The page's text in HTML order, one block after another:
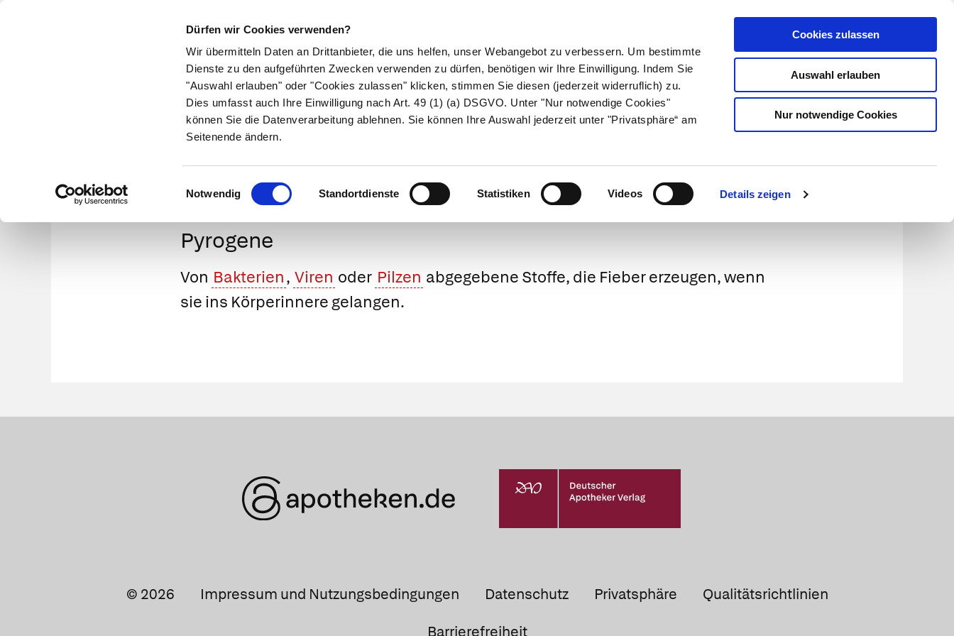
Dürfen wir Cookies verwenden?
Wir übermitteln Daten an Drittanbieter, die uns helfen, unser Webangebot zu verbessern. Um bestimmte
Dienste zu den aufgeführten Zwecken verwenden zu dürfen, benötigen wir Ihre Einwilligung. Indem Sie
"Auswahl erlauben" oder "Cookies zulassen" klicken, stimmen Sie diesen (jederzeit widerruflich) zu.
Dies umfasst auch Ihre Einwilligung nach Art. 49 (1) (a) DSGVO. Unter "Nur notwendige Cookies"
können Sie die Datenverarbeitung ablehnen. Sie können Ihre Auswahl jederzeit unter "Privatsphäre“ am
Seitenende ändern.
Einwilligungsauswahl
Notwendig Standortdienste Statistiken Videos Details zeigen
Cookies zulassen
Auswahl erlauben
Nur notwendige Cookies
Kundenlogin
Suche
Symptome Therapie Medikamente Naturheilkunde Eltern & Kind Gesund leben Über uns
Medizinlexikon
Pyrogene
Von Bakterien, Viren oder Pilzen abgegebene Stoffe, die Fieber erzeugen, wenn
sie ins Körperinnere gelangen.
© 2026 Impressum und Nutzungsbedingungen Datenschutz Privatsphäre Qualitätsrichtlinien
Barrierefreiheit